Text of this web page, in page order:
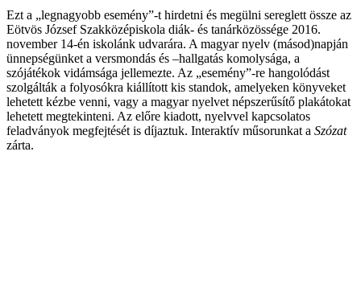
Ezt a „legnagyobb esemény”-t hirdetni és megülni sereglett össze az
Eötvös József Szakközépiskola diák- és tanárközössége 2016.
november 14-én iskolánk udvarára. A magyar nyelv (másod)napján
ünnepségünket a versmondás és –hallgatás komolysága, a
szójátékok vidámsága jellemezte. Az „esemény”-re hangolódást
szolgálták a folyosókra kiállított kis standok, amelyeken könyveket
lehetett kézbe venni, vagy a magyar nyelvet népszerűsítő plakátokat
lehetett megtekinteni. Az előre kiadott, nyelvvel kapcsolatos
feladványok megfejtését is díjaztuk. Interaktív műsorunkat a Szózat
zárta.